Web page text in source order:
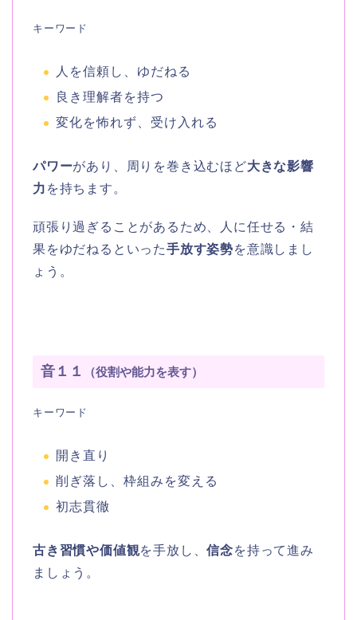
キーワード
人を信頼し、ゆだねる
良き理解者を持つ
変化を怖れず、受け入れる
パワーがあり、周りを巻き込むほど大きな影響
力 を持ちます。
頑張り過ぎることがあるため、人に任せる・結
果をゆだねるといった手放す姿勢を意識しまし
ょう。
音１１ （役割や能力を表す）
キーワード
開き直り
削ぎ落し、枠組みを変える
初志貫徹
古き習慣や価値観を手放し、信念を持って進み
ましょう。